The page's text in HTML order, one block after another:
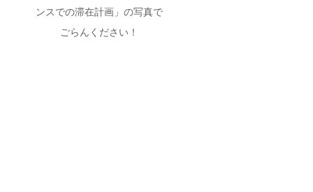
ンスでの滞在計画」の写真で
ごらんください！